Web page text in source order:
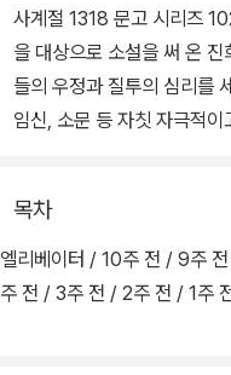
사계절 1318 문고 시리즈
을 대상으로 소설을 써 온
들의 우정과 질투의 심리를
임신, 소문 등 자칫 자극적
남기는 것이 이 소설의 매력이
이야기는 사건의 발단이 된
목차
엘리베이터 / 10주 전 / 9주
주 전 / 3주 전 / 2주 전 / 1주